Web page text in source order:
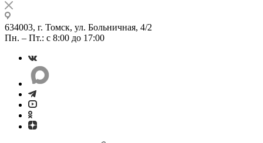
634003, г. Томск, ул. Больничная, 4/2
Пн. – Пт.: с 8:00 до 17:00